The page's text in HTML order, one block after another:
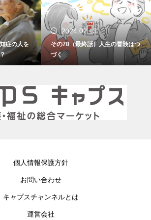
生の冒険はつ
2024.01.15
その77 振り返れば笑門来福
個人情報保護方針
お問い合わせ
キャプスチャンネルとは
運営会社